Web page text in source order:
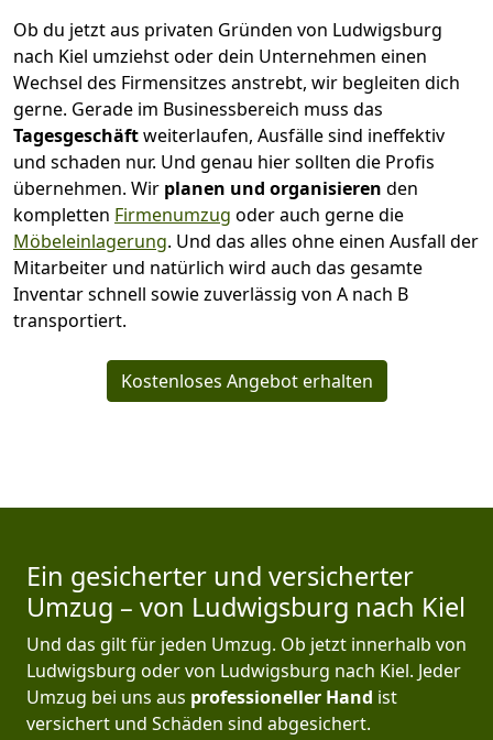
Ob du jetzt aus privaten Gründen von Ludwigsburg
nach Kiel umziehst oder dein Unternehmen einen
Wechsel des Firmensitzes anstrebt, wir begleiten dich
gerne. Gerade im Businessbereich muss das
Tagesgeschäftweiterlaufen, Ausfälle sind ineffektiv
und schaden nur. Und genau hier sollten die Profis
übernehmen. Wir planen und organisieren den
kompletten Firmenumzug oder auch gerne die
Möbeleinlagerung. Und das alles ohne einen Ausfall der
Mitarbeiter und natürlich wird auch das gesamte
Inventar schnell sowie zuverlässig von A nach B
transportiert.
Kostenloses Angebot erhalten
Ein gesicherter und versicherter
Umzug – von Ludwigsburg nach Kiel
Und das gilt für jeden Umzug. Ob jetzt innerhalb von
Ludwigsburg oder von Ludwigsburg nach Kiel. Jeder
Umzug bei uns aus professioneller Hand ist
versichert und Schäden sind abgesichert.